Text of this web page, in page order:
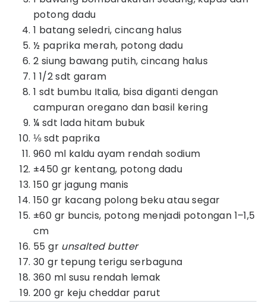
potong dadu
1 batang seledri, cincang halus
½ paprika merah, potong dadu
2 siung bawang putih, cincang halus
1 1/2 sdt garam
1 sdt bumbu Italia, bisa diganti dengan
campuran oregano dan basil kering
¼ sdt lada hitam bubuk
⅛ sdt paprika
960 ml kaldu ayam rendah sodium
±450 gr kentang, potong dadu
150 gr jagung manis
150 gr kacang polong beku atau segar
±60 gr buncis, potong menjadi potongan 1–1,5
cm
55 gr unsalted butter
30 gr tepung terigu serbaguna
360 ml susu rendah lemak
200 gr keju cheddar parut